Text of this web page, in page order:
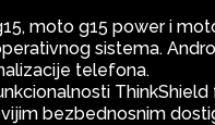
moto g15 power i
sistema.
telefona.
bezbednosnim